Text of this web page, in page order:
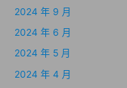
2024 年 9 月
2024 年 6 月
2024 年 5 月
2024 年 4 月